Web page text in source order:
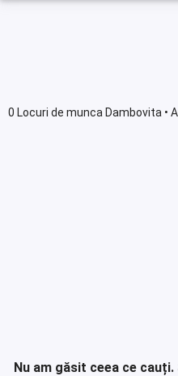
0 Locuri de munca Dambovita •
Nu am găsit ceea ce cauți.